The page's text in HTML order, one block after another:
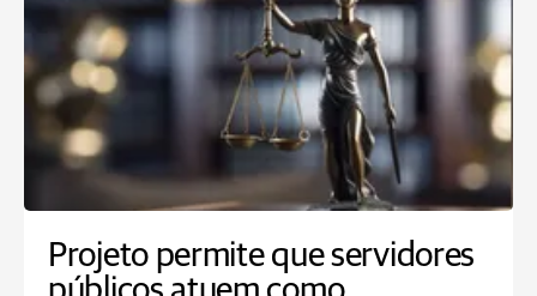
Projeto permite que servidores